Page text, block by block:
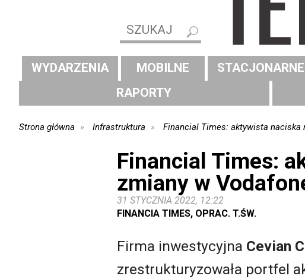
WYDARZENIA MOBILNE STACJONARNE
RAPORTY
Strona główna Infrastruktura Financial Times: aktywista naciska
Financial Times:
zmiany w
31 STYCZNIA 2022, 12:22
FINANCIA TIMES, OPRAC. T.ŚW.
Firma inwestycyjna Cevian
zrestrukturyzowała portfel